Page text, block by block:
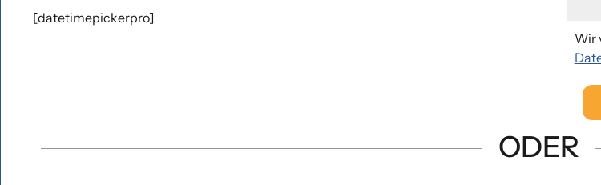
[datetimepickerpro]
Wir
lasse
dieses
Feld
leer.
ODER